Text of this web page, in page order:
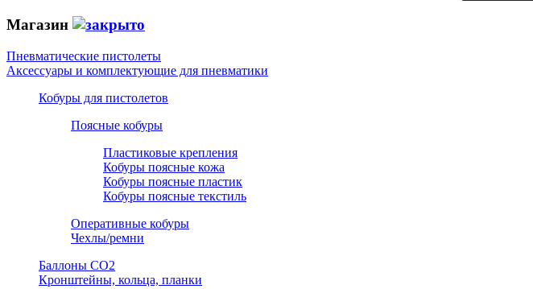
Магазин
Пневматические пистолеты
Аксессуары и комплектующие для пневматики
Кобуры для пистолетов
Поясные кобуры
Пластиковые крепления
Кобуры поясные кожа
Кобуры поясные пластик
Кобуры поясные текстиль
Оперативные кобуры
Чехлы/ремни
Баллоны СО2
Кронштейны, кольца, планки